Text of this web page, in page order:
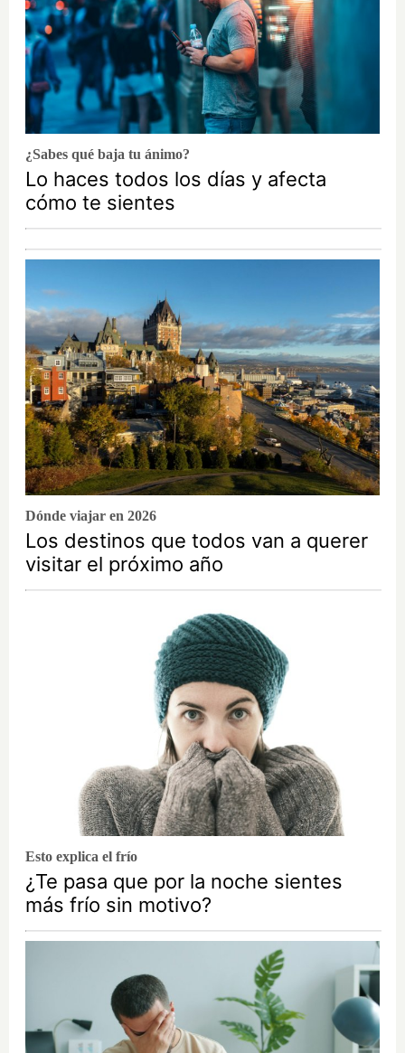
¿Sabes qué baja tu ánimo?
Lo haces todos los días y afecta
cómo te sientes
Dónde viajar en 2026
Los destinos que todos van a querer
visitar el próximo año
Esto explica el frío
¿Te pasa que por la noche sientes
más frío sin motivo?